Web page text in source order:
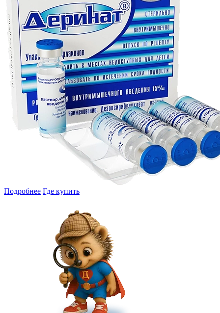
Подробнее Где купить